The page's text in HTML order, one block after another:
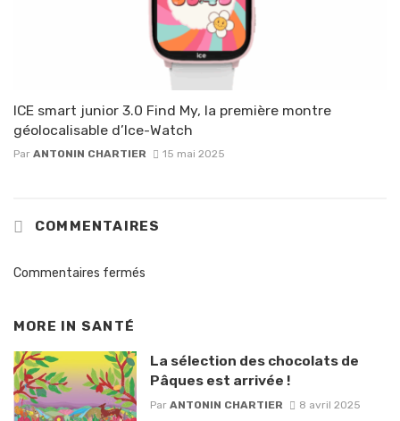
ICE smart junior 3.0 Find My, la première montre
géolocalisable d’Ice-Watch
Par ANTONIN CHARTIER 15 mai 2025
COMMENTAIRES
Commentaires fermés
MORE IN SANTÉ
La sélection des chocolats de
Pâques est arrivée !
Par ANTONIN CHARTIER 8 avril 2025